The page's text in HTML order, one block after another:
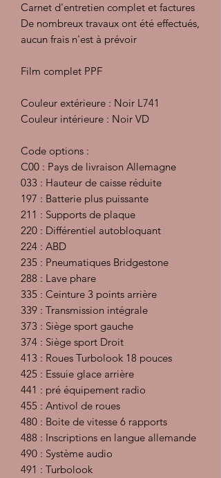
Carnet d'entretien complet et factures
De nombreux travaux ont été effectués,
aucun frais n'est à prévoir
Film complet PPF
Couleur extérieure : Noir L741
Couleur intérieure : Noir VD
Code options :
C00 : Pays de livraison Allemagne
033 : Hauteur de caisse réduite
197 : Batterie plus puissante
211 : Supports de plaque
220 : Différentiel autobloquant
224 : ABD
235 : Pneumatiques Bridgestone
288 : Lave phare
335 : Ceinture 3 points arrière
339 : Transmission intégrale
373 : Siège sport gauche
374 : Siège sport Droit
413 : Roues Turbolook 18 pouces
425 : Essuie glace arrière
441 : pré équipement radio
455 : Antivol de roues
480 : Boite de vitesse 6 rapports
488 : Inscriptions en langue allemande
490 : Système audio
491 : Turbolook